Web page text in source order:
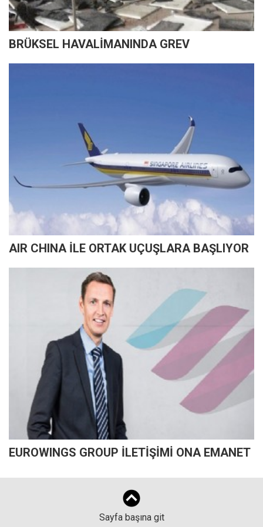
BRÜKSEL HAVALİMANINDA GREV
AIR CHINA İLE ORTAK UÇUŞLARA BAŞLIYOR
EUROWINGS GROUP İLETİŞİMİ ONA EMANET
Sayfa başına git